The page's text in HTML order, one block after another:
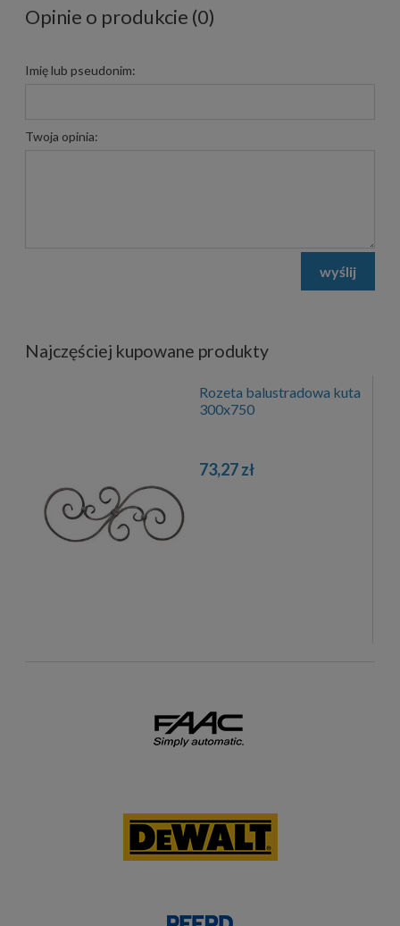
Opinie o produkcie (0)
Imię lub pseudonim:
Twoja opinia:
wyślij
Najczęściej kupowane produkty
Rozeta balustradowa kuta
300x750
73,27 zł